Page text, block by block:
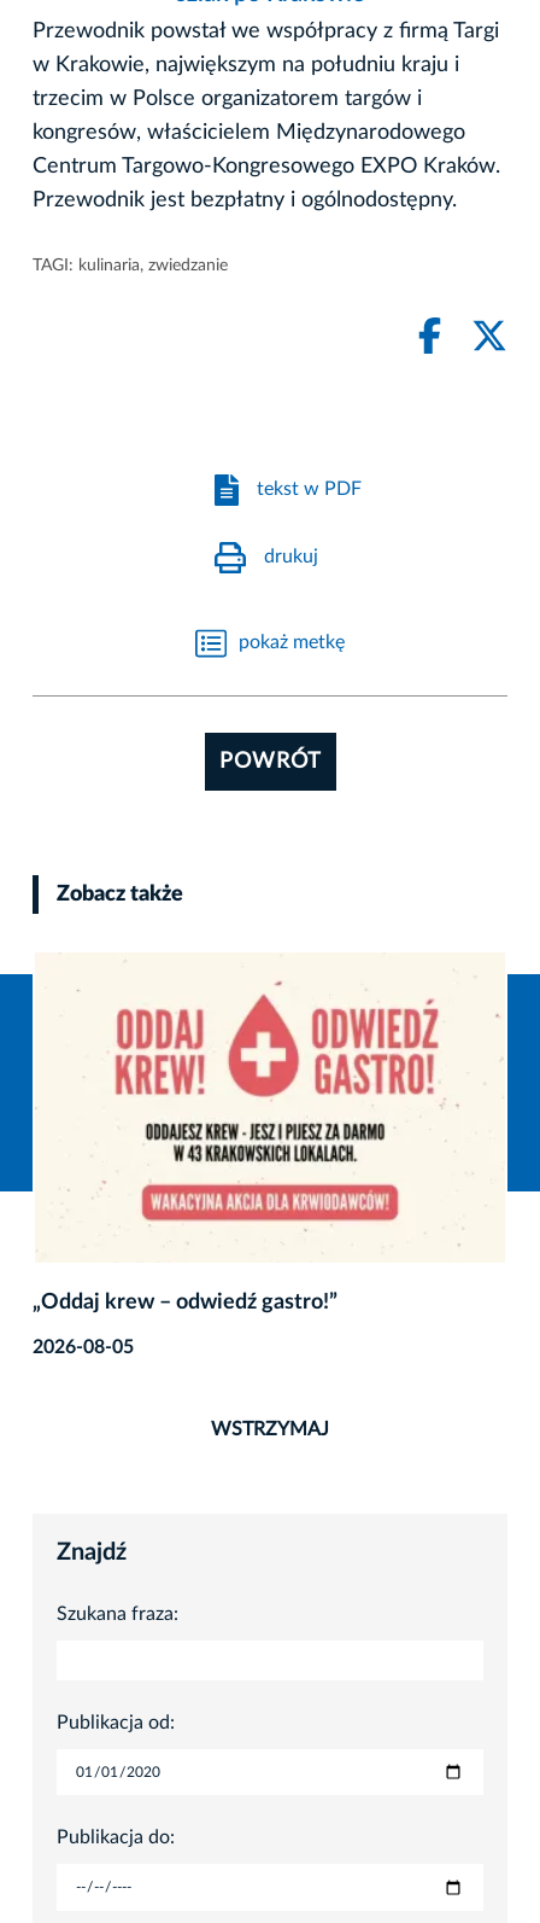
Przewodnik powstał we współpracy z firmą Targi
w Krakowie, największym na południu kraju i
trzecim w Polsce organizatorem targów i
kongresów, właścicielem Międzynarodowego
Centrum Targowo-Kongresowego EXPO Kraków.
Przewodnik jest bezpłatny i ogólnodostępny.
TAGI: kulinaria, zwiedzanie
tekst w PDF
drukuj
pokaż metkę
POWRÓT
Zobacz także
„Oddaj krew – odwiedź gastro!”
2026-08-05
WSTRZYMAJ
Znajdź
Szukana fraza:
Publikacja od:
Publikacja do: